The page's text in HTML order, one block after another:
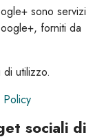
sono servizi
forniti da
utilizzo.
Policy
sociali di